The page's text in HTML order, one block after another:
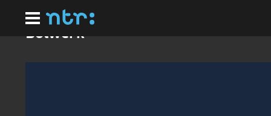
hoofdinhoud
Bolwerk